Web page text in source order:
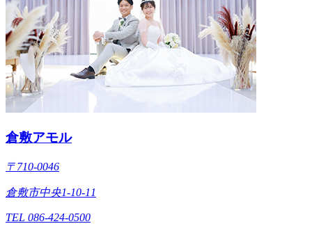
倉敷アモル
〒710-0046
倉敷市中央1-10-11
TEL 086-424-0500